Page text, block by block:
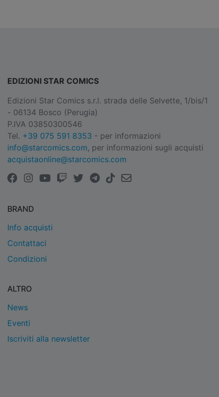
EDIZIONI STAR COMICS
Edizioni Star Comics s.r.l. strada delle Selvette, 1/bis/1
- 06134 Bosco (Perugia)
P.IVA 03850300546
Tel. +39 075 591 8353 - per informazioni
info@starcomics.com, per informazioni sugli acquisti
acquistaonline@starcomics.com
BRAND
Info acquisti
Contattaci
Condizioni
ALTRO
News
Eventi
Iscriviti alla newsletter